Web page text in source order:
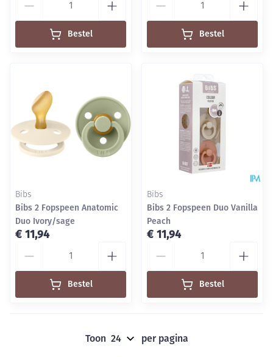
Bestel Bestel
Bibs
Bibs 2 Fopspeen Anatomic
Duo Ivory/sage
€ 11,94
Bestel
Bibs
Bibs 2 Fopspeen Duo Vanilla
Peach
€ 11,94
Bestel
Toon per pagina